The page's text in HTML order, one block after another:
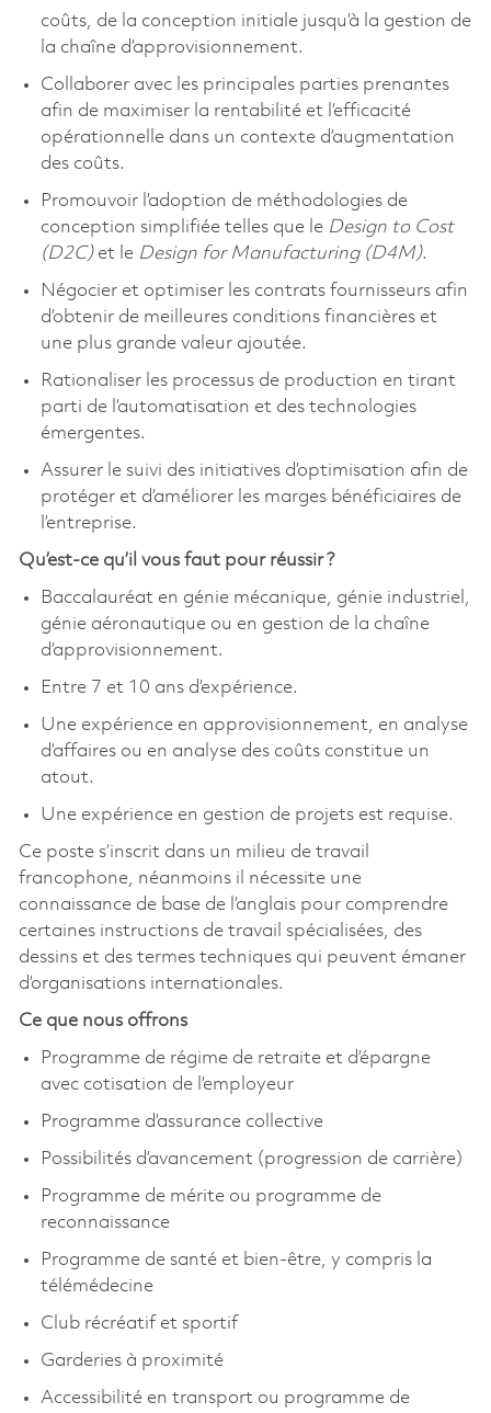
coûts, de la conception initiale jusqu’à la gestion de
la chaîne d’approvisionnement.
Collaborer avec les principales parties prenantes
afin de maximiser la rentabilité et l’efficacité
opérationnelle dans un contexte d’augmentation
des coûts.
Promouvoir l’adoption de méthodologies de
conception simplifiée telles que le Design to Cost
(D2C)et le Design for Manufacturing (D4M).
Négocier et optimiser les contrats fournisseurs afin
d’obtenir de meilleures conditions financières et
une plus grande valeur ajoutée.
Rationaliser les processus de production en tirant
parti de l’automatisation et des technologies
émergentes.
Assurer le suivi des initiatives d’optimisation afin de
protéger et d’améliorer les marges bénéficiaires de
l’entreprise.
Qu’est-ce qu’il vous faut pour réussir ?
Baccalauréat en génie mécanique, génie industriel,
génie aéronautique ou en gestion de la chaîne
d’approvisionnement.
Entre 7 et 10 ans d’expérience.
Une expérience en approvisionnement, en analyse
d’affaires ou en analyse des coûts constitue un
atout.
Une expérience en gestion de projets est requise.
Ce poste s’inscrit dans un milieu de travail
francophone, néanmoins il nécessite une
connaissance de base de l’anglais pour comprendre
certaines instructions de travail spécialisées, des
dessins et des termes techniques qui peuvent émaner
d’organisations internationales.
Ce que nous offrons
Programme de régime de retraite et d’épargne
avec cotisation de l’employeur
Programme d’assurance collective
Possibilités d’avancement (progression de carrière)
Programme de mérite ou programme de
reconnaissance
Programme de santé et bien-être, y compris la
télémédecine
Club récréatif et sportif
Garderies à proximité
Accessibilité en transport ou programme de